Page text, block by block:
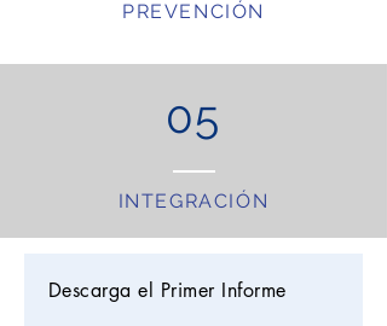
PREVENCIÓN
05
INTEGRACIÓN
Descarga el Primer Informe